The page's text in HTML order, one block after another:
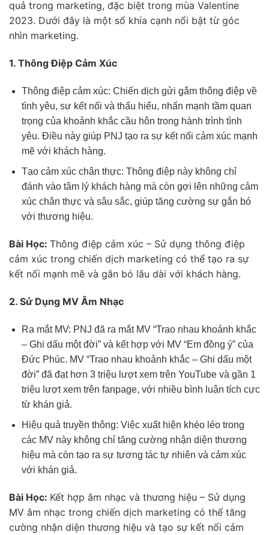
quả trong marketing, đặc biệt trong mùa Valentine
2023. Dưới đây là một số khía cạnh nổi bật từ góc
nhìn marketing.
1. Thông Điệp Cảm Xúc
Thông điệp cảm xúc: Chiến dịch gửi gắm thông điệp về
tình yêu, sự kết nối và thấu hiểu, nhấn mạnh tầm quan
trọng của khoảnh khắc cầu hôn trong hành trình tình
yêu. Điều này giúp PNJ tạo ra sự kết nối cảm xúc mạnh
mẽ với khách hàng.
Tạo cảm xúc chân thực: Thông điệp này không chỉ
đánh vào tâm lý khách hàng mà còn gợi lên những cảm
xúc chân thực và sâu sắc, giúp tăng cường sự gắn bó
với thương hiệu.
Bài Học: Thông điệp cảm xúc – Sử dụng thông điệp
cảm xúc trong chiến dịch marketing có thể tạo ra sự
kết nối mạnh mẽ và gắn bó lâu dài với khách hàng.
2. Sử Dụng MV Âm Nhạc
Ra mắt MV: PNJ đã ra mắt MV “Trao nhau khoảnh khắc
– Ghi dấu một đời” và kết hợp với MV “Em đồng ý” của
Đức Phúc. MV “Trao nhau khoảnh khắc – Ghi dấu một
đời” đã đạt hơn 3 triệu lượt xem trên YouTube và gần 1
triệu lượt xem trên fanpage, với nhiều bình luận tích cực
từ khán giả.
Hiệu quả truyền thông: Việc xuất hiện khéo léo trong
các MV này không chỉ tăng cường nhận diện thương
hiệu mà còn tạo ra sự tương tác tự nhiên và cảm xúc
với khán giả.
Bài Học: Kết hợp âm nhạc và thương hiệu – Sử dụng
MV âm nhạc trong chiến dịch marketing có thể tăng
cường nhận diện thương hiệu và tạo sự kết nối cảm